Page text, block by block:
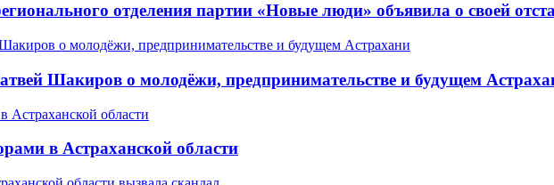
отделения партии «Новые люди» объявила о своей
Шакиров о молодёжи, предпринимательстве и будущем
в Астраханской области